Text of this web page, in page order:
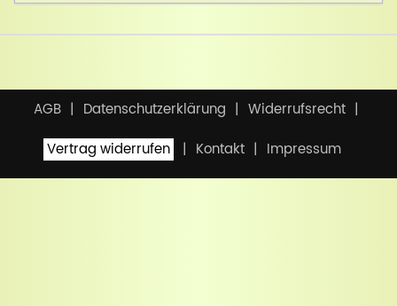
AGB Datenschutzerklärung
Widerrufsrecht
Vertrag widerrufen
Kontakt Impressum